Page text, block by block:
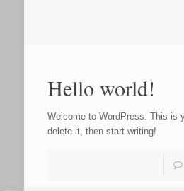
Hello world!
Welcome to WordPress. This is
delete it, then start writing!